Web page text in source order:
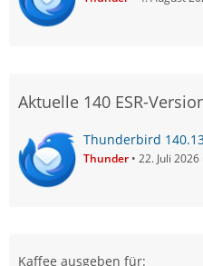
Aktuelle 140 ESR-
Thunderbird
Thunder 22. Juli
Kaffee ausgeben für: